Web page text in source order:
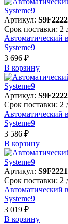
Артикул:
Срок поставки: 2
Автоматический
Systeme9
3 696 ₽
В корзинy
Артикул:
Срок поставки: 2
Автоматический
Systeme9
3 586 ₽
В корзинy
Артикул:
Срок поставки: 2
Автоматический
Systeme9
3 019 ₽
В корзинy